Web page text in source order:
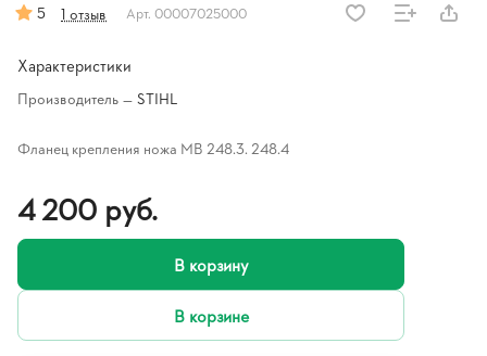
5 1 отзыв Арт. 00007025000
Характеристики
Производитель — STIHL
Фланец крепления ножа MB 248.3. 248.4
4 200 руб.
В корзину
В корзине